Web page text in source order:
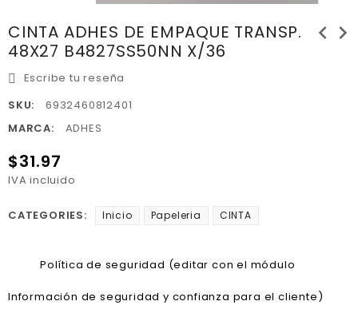
CINTA ADHES DE EMPAQUE TRANSP.
48X27 B4827SS50NN X/36
chevron_left chevron_right
Escribe tu reseña
SKU:
6932460812401
MARCA:
ADHES
$31.97
IVA incluido
CATEGORIES: Inicio Papeleria CINTA
Política de seguridad (editar con el módulo
Información de seguridad y confianza para el cliente)